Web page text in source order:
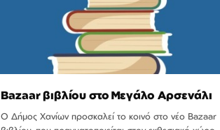
Bazaar βιβλίου στο Μεγάλο Αρσενάλι
Ο Δήμος Χανίων προσκαλεί το κοινό στο νέο Bazaar